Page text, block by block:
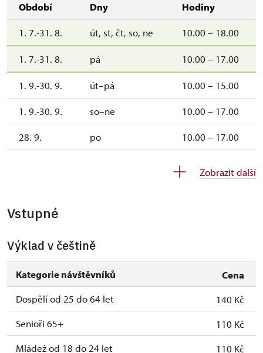
Období Dny Hodiny
1. 7.-31. 8. út, st, čt, so, ne 10.00 – 18.00
1. 7.-31. 8. pá 10.00 – 17.00
1. 9.-30. 9. út–pá 10.00 – 15.00
1. 9.-30. 9. so–ne 10.00 – 17.00
28. 9. po 10.00 – 17.00
10.00 – 15.00
28. 10.
1. 11.-1. 11.
1. 11.-1. 11. ne 10.00 – 16.00,
Zobrazit další
Vstupné
Výklad v češtině
Kategorie návštěvníků
Cena
Dospělí od 25 do 64 let
140 Kč
Senioři 65+
110 Kč
Mládež od 18 do 24 let
110 Kč